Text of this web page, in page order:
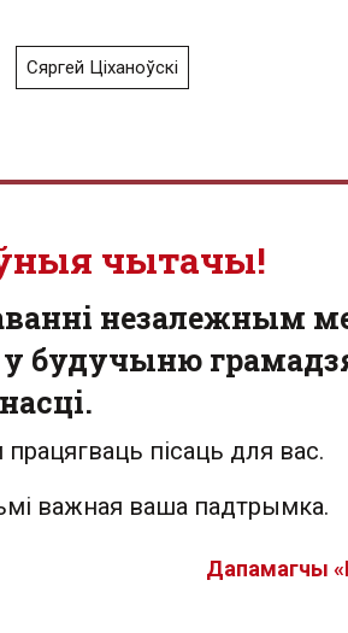
Сяргей Ціханоўскі
чытачы!
незалежным
у будучыню
пісаць для вас.
важная ваша падтрымка.
Дапамагчы